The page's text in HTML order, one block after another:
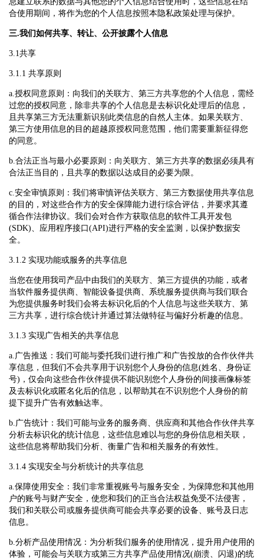
合使用期间，将作为您的个人信息按照本隐私政策处理与保护。
三.我们如何共享、转让、公开披露个人信息
3.1共享
3.1.1 共享原则
a.授权同意原则：向我们的关联方、第三方共享您的个人信息，需经
过您的授权同意，除非共享的个人信息是去标识化处理后的信息，
且共享第三方无法重新识别此类信息的自然人主体。如果关联方、
第三方使用信息的目的超越原授权同意范围，他们需要重新征得您
的同意。
b.合法正当与最小必要原则：向关联方、第三方共享的数据必须具有
合法正当目的，且共享的数据以达成目的必要为限。
c.安全审慎原则：我们将审慎评估关联方、第三方数据使用共享信息
的目的，对这些合作方的安全保障能力进行综合评估，并要求其遵
循合作法律协议。我们会对合作方获取信息的软件工具开发包
(SDK)、应用程序接口(API)进行严格的安全监测，以保护数据安
全。
3.1.2 实现功能或服务的共享信息
当您在使用我司产品中由我们的关联方、第三方提供的功能，或者
当软件服务提供商、智能设备提供商、系统服务提供商与我们联合
为您提供服务时我们会将去标识化后的个人信息与这些关联方、第
三方共享，进行综合统计并通过算法做特征与偏好分析趣的信息。
3.1.3 实现广告相关的共享信息
a.广告推送：我们可能与委托我们进行推广和广告投放的合作伙伴共
享信息，但我们不会共享用于识别您个人身份的信息(姓名、身份证
号)，仅会向这些合作伙伴提供不能识别您个人身份的间接画像标签
及去标识化或匿名化后的信息，以帮助其在不识别您个人身份的前
提下提升广告有效触达率。
b.广告统计：我们可能与业务的服务商、供应商和其他合作伙伴共享
分析去标识化的统计信息，这些信息难以与您的身份信息相关联，
这些信息将帮助我们分析、衡量广告和相关服务的有效性。
3.1.4 实现安全与分析统计的共享信息
a.保障使用安全：我们非常重视账号与服务安全，为保障您和其他用
户的账号与财产安全，使您和我们的正当合法权益免受不法侵害，
我们和关联公司或服务提供商可能会共享必要的设备、账号及日志
信息。
b.分析产品使用情况：为分析我们服务的使用情况，提升用户使用的
体验，可能会与关联方或第三方共享产品使用情况(崩溃、闪退)的统